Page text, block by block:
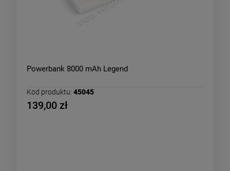
Powerbank 8000 mAh Legend
Kod produktu: 45045
139,00 zł